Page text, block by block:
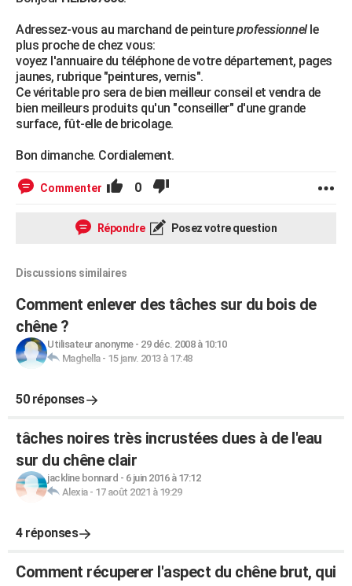
Adressez-vous au marchand de peintureprofessionnelle
plus proche de chez vous:
voyez l'annuaire du téléphone de votre département, pages
jaunes, rubrique "peintures, vernis".
Ce véritable pro sera de bien meilleur conseil et vendra de
bien meilleurs produits qu'un "conseiller" d'une grande
surface, fût-elle de bricolage.
Bon dimanche. Cordialement.
Commenter 0
Répondre Posez votre question
Discussions similaires
Comment enlever des tâches sur du bois de
chêne ?
Utilisateur anonyme- 29 déc. 2008 à 10:10
Maghella- 15 janv. 2013 à 17:48
50 réponses
tâches noires très incrustées dues à de l'eau
sur du chêne clair
jackline bonnard - 6 juin 2016 à 17:12
Alexia- 17 août 2021 à 19:29
4 réponses
Comment récuperer l'aspect du chêne brut, qui